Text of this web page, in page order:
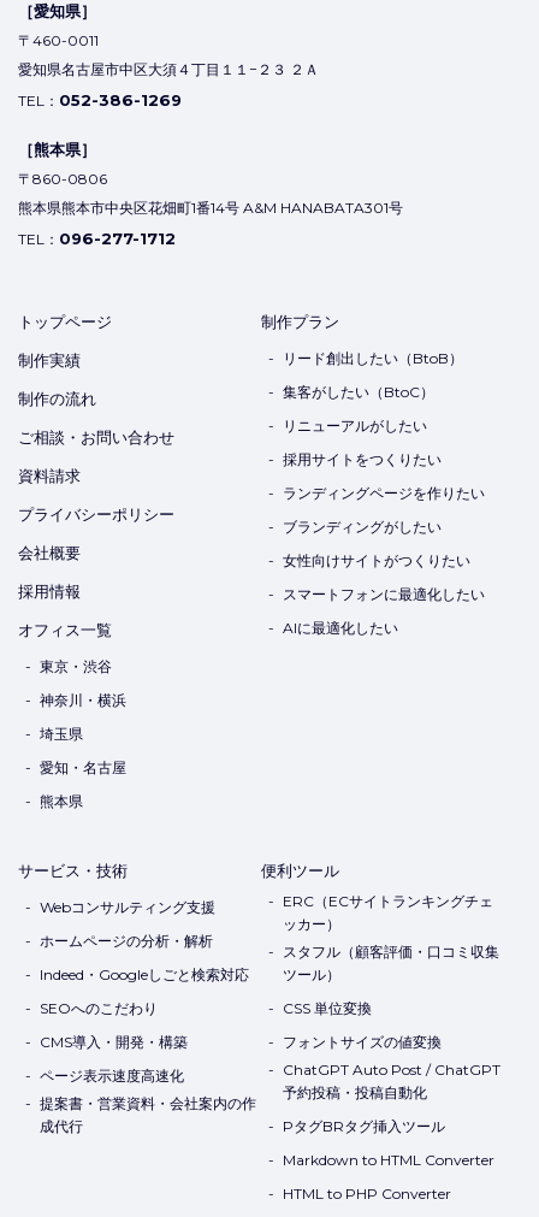
［愛知県］
〒460-0011
愛知県名古屋市中区大須４丁目１１−２３ ２Ａ
TEL： 052-386-1269
［熊本県］
〒860-0806
熊本県熊本市中央区花畑町1番14号 A&M HANABATA301号
TEL： 096-277-1712
トップページ
制作実績
制作の流れ
ご相談・お問い合わせ
資料請求
プライバシーポリシー
会社概要
採用情報
オフィス一覧
東京・渋谷
神奈川・横浜
埼玉県
愛知・名古屋
熊本県
制作プラン
リード創出したい（BtoB）
集客がしたい（BtoC）
リニューアルがしたい
採用サイトをつくりたい
ランディングページを作りたい
ブランディングがしたい
女性向けサイトがつくりたい
スマートフォンに最適化したい
AIに最適化したい
サービス・技術
Webコンサルティング支援
ホームページの分析・解析
Indeed・Googleしごと検索対応
SEOへのこだわり
CMS導入・開発・構築
ページ表示速度高速化
提案書・営業資料・会社案内の作
成代行
便利ツール
ERC（ECサイトランキングチェ
ッカー）
スタフル（顧客評価・口コミ収集
ツール）
CSS 単位変換
フォントサイズの値変換
ChatGPT Auto Post / ChatGPT
予約投稿・投稿自動化
PタグBRタグ挿入ツール
Markdown to HTML Converter
HTML to PHP Converter